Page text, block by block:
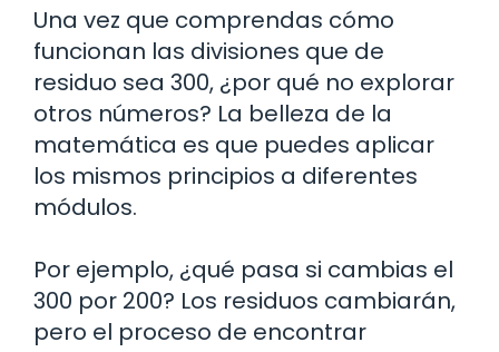
Una vez que comprendas cómo
funcionan las divisiones que de
residuo sea 300, ¿por qué no explorar
otros números? La belleza de la
matemática es que puedes aplicar
los mismos principios a diferentes
módulos.
Por ejemplo, ¿qué pasa si cambias el
300 por 200? Los residuos cambiarán,
pero el proceso de encontrar